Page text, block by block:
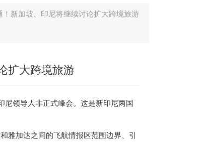
！新加坡、印尼将继续讨论扩大跨境旅游
扩大跨境旅游
尼领导人非正式峰会。这是新印尼两国
和雅加达之间的飞航情报区范围边界、引